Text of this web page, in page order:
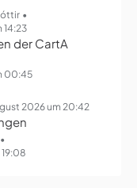
14:23
der CartA
00:45
2026 um 20:42